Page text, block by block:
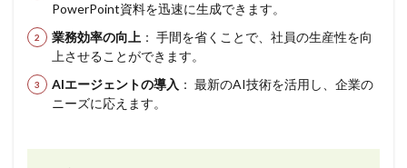
PowerPoint資料を迅速に生成できます。
業務効率の向上 ： 手間を省くことで、社員の生産性を向
上させることができます。
AIエージェントの導入 ： 最新のAI技術を活用し、企業の
ニーズに応えます。